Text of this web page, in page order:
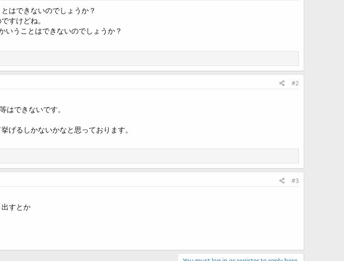
はできないのでしょうか？
すけどね。
いうことはできないのでしょうか？
#2
はできないです。
げるしかないかなと思っております。
#3
すとか